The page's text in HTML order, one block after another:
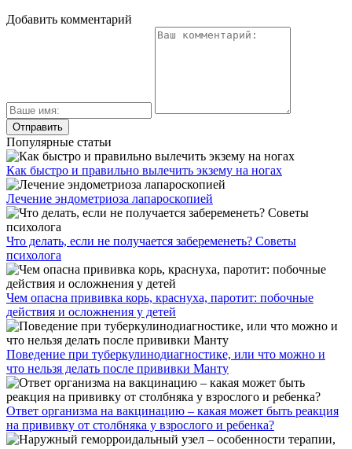
Добавить комментарий
Популярные статьи
Как быстро и правильно вылечить экзему на ногах
Лечение эндометриоза лапароскопией
Что делать, если не получается забеременеть? Советы
психолога
Чем опасна прививка корь, краснуха, паротит: побочные
действия и осложнения у детей
Поведение при туберкулинодиагностике, или что можно и
что нельзя делать после прививки Манту
Ответ организма на вакцинацию – какая может быть реакция
на прививку от столбняка у взрослого и ребенка?